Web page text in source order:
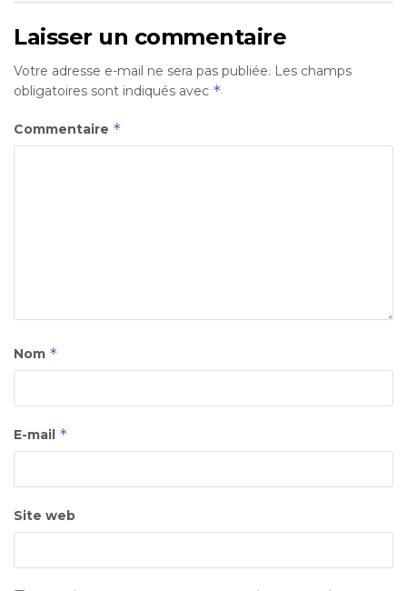
Laisser un commentaire
Votre adresse e-mail ne sera pas publiée. Les champs
obligatoires sont indiqués avec *
Commentaire *
Nom *
E-mail *
Site web